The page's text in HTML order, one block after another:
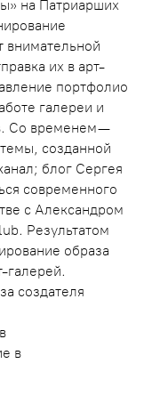
на Патриарших
внимательной
их в арт-
портфолио
галереи и
Со временем —
созданной
блог Сергея
современного
с Александром
Результатом
образа
галерей.
создателя
в